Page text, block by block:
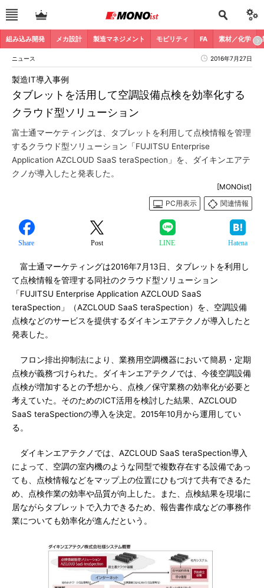
組み込み開発 メカ設計 製造マネジメント モビリティ FA 素材／化学
ニュース 2016年7月27日
タブレットを活用して空調設備点検を効率化する
クラウド型ソリューション
製造IT導入事例
富士通マーケティングは、タブレットを利用して点検情報を管理
するクラウド型ソリューション「FUJITSU Enterprise
Application AZCLOUD SaaS teraSpection」を、ダイキンエアテ
クノが導入したと発表した。
[MONOist]
PC用表示
関連情報
Share Post LINE Hatena
富士通マーケティングは2016年7月13日、タブレットを利用し
て点検情報を管理する同社のクラウド型ソリューション
「FUJITSU Enterprise Application AZCLOUD SaaS
teraSpection」（AZCLOUD SaaS teraSpection）を、空調設備
点検などのサービスを提供するダイキンエアテクノが導入したと
発表した。
フロン排出抑制法により、業務用空調機器において簡易・定期
点検が義務づけられた。ダイキンエアテクノでは、今後空調設備
点検が増加するとの予想から、点検／保守業務の効率化が必要と
考えていた。そのためのICT活用を検討した結果、AZCLOUD
SaaS teraSpectionの導入を決定。2015年10月から運用してい
る。
ダイキンエアテクノでは、AZCLOUD SaaS teraSpection導入
によって、空調の室内機のような同型で複数存在する設備であっ
ても、点検情報などをマップ上の位置にひもづけて共有できるた
め、点検作業の効率や品質が向上した。また、点検結果を現場に
居ながらタブレットで入力できるため、報告書作成などの事務作
業についても効率化が進んだという。